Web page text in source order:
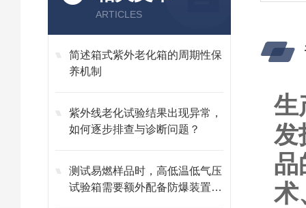
ARTICLES
简述箱式紫外老化箱的周期性保
养机制
紫外线老化试验结果出现异常，
如何逐步排查与诊断问题？
测试易燃样品时，高低温低气压
试验箱需要额外配备防爆装置
生
发
品
术